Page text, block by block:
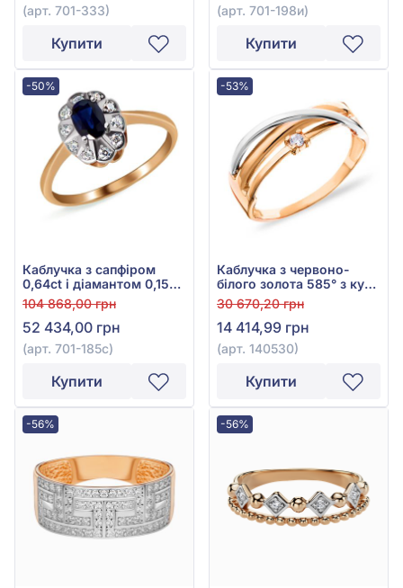
(арт. 701-333)
Купити
(арт. 701-198и)
Купити
-50%
Каблучка з сапфіром
0,64ct і діамантом 0,15ct
із червоно-білого золота
585°, арт. 701-185с
104 868,00 грн
52 434,00 грн
(арт. 701-185с)
Купити
-53%
Каблучка з червоно-
білого золота 585° з куб.
окс. цирконію, арт.
140530
30 670,20 грн
14 414,99 грн
(арт. 140530)
Купити
-56% -56%